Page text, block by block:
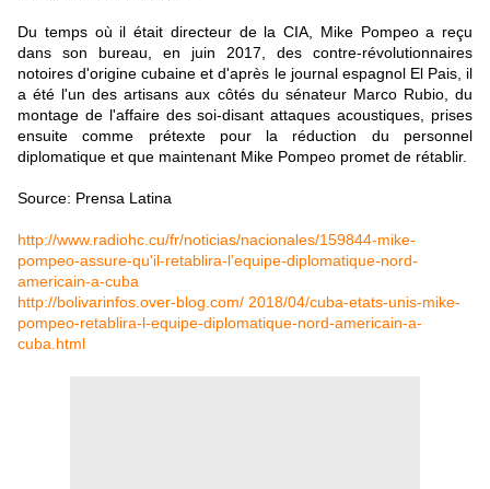
Du temps où il était directeur de la CIA, Mike Pompeo a reçu
dans son bureau, en juin 2017, des contre-révolutionnaires
notoires d'origine cubaine et d'après le journal espagnol El Pais, il
a été l'un des artisans aux côtés du sénateur Marco Rubio, du
montage de l'affaire des soi-disant attaques acoustiques, prises
ensuite comme prétexte pour la réduction du personnel
diplomatique et que maintenant Mike Pompeo promet de rétablir.
Source: Prensa Latina
http://www.radiohc.cu/fr/noticias/nacionales/159844-mike-
pompeo-assure-qu'il-retablira-l'equipe-diplomatique-nord-
americain-a-cuba
http://bolivarinfos.over-blog.com/ 2018/04/cuba-etats-unis-mike-
pompeo-retablira-l-equipe-diplomatique-nord-americain-a-
cuba.html